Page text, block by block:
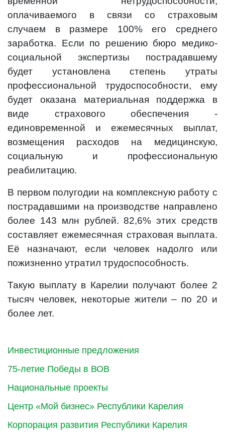
Инвестиционные предложения
75-летие Победы в ВОВ
Национальные проекты
Центр «Мой бизнес» Республики Карелия
Корпорация развития Республики Карелия
оплачиваемого в связи со страховым
случаем в размере 100% его среднего
заработка. Если по решению бюро медико-
социальной экспертизы пострадавшему
будет установлена степень утраты
профессиональной трудоспособности, ему
будет оказана материальная поддержка в
виде страхового обеспечения -
единовременной и ежемесячных выплат,
возмещения расходов на медицинскую,
социальную и профессиональную
реабилитацию.
В первом полугодии на комплексную работу с
пострадавшими на производстве направлено
более 143 млн рублей. 82,6% этих средств
составляет ежемесячная страховая выплата.
Её назначают, если человек надолго или
пожизненно утратил трудоспособность.
Такую выплату в Карелии получают более 2
тысяч человек, некоторые жители – по 20 и
более лет.